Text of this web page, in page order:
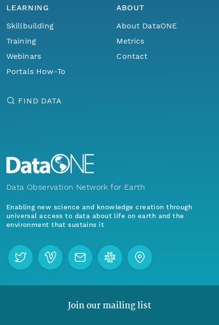
LEARNING
Skillbuilding
Training
Webinars
Portals How-To
ABOUT
About DataONE
Metrics
Contact
FIND DATA
Data Observation Network for Earth
Enabling new science and knowledge creation through
universal access to data about life on earth and the
environment that sustains it
Join our mailing list